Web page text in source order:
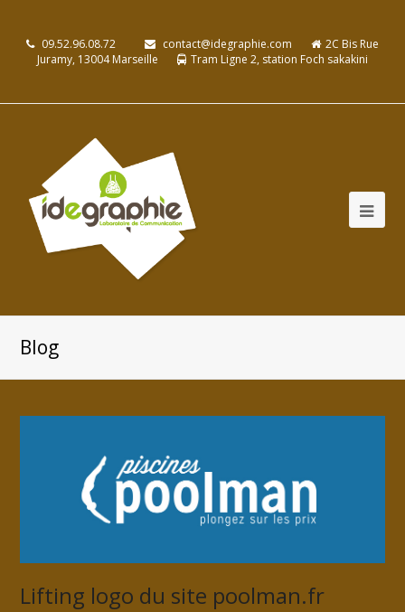
09.52.96.08.72 contact@idegraphie.com
2C Bis Rue
Juramy, 13004 Marseille
Tram Ligne 2, station Foch sakakini
Blog
Lifting logo du site poolman.fr